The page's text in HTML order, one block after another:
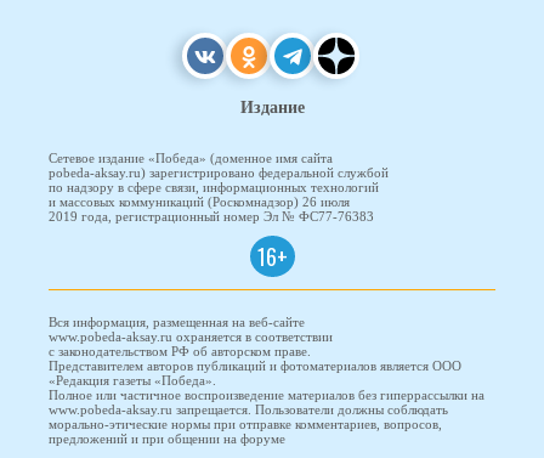
Издание
Сетевое издание «Победа» (доменное имя сайта
pobeda-aksay.ru) зарегистрировано федеральной службой
по надзору в сфере связи, информационных технологий
и массовых коммуникаций (Роскомнадзор) 26 июля
2019 года, регистрационный номер Эл № ФС77-76383
16+
Вся информация, размещенная на веб-сайте
www.pobeda-aksay.ru охраняется в соответствии
с законодательством РФ об авторском праве.
Представителем авторов публикаций и фотоматериалов является ООО
«Редакция газеты «Победа».
Полное или частичное воспроизведение материалов без гиперрассылки на
www.pobeda-aksay.ru запрещается. Пользователи должны соблюдать
морально-этические нормы при отправке комментариев, вопросов,
предложений и при общении на форуме